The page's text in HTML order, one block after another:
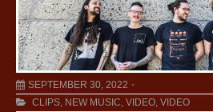
SEPTEMBER 30, 2022
CLIPS, NEW MUSIC, VIDEO, VIDEO